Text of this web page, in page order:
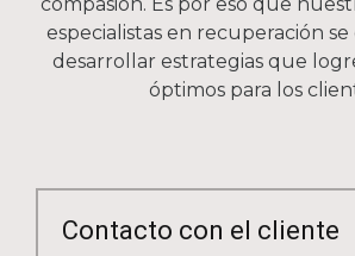
especialistas en recuperación
desarrollar estrategias que
óptimos para los
Contacto con el cliente